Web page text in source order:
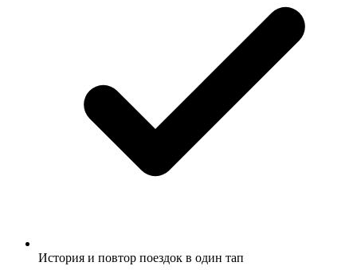
История и повтор поездок в один тап